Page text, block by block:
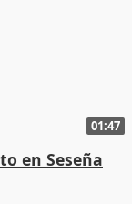
01:47
en Seseña